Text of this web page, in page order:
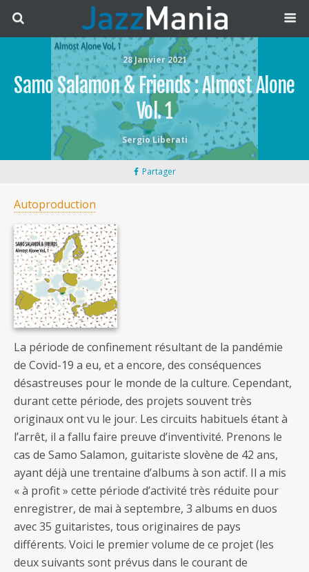
28 Janvier 2021
Samo Salamon & Friends : Almost Alone
Vol. 1
Sergio Liberati
Partager
Autoproduction
La période de confinement résultant de la pandémie
de Covid-19 a eu, et a encore, des conséquences
désastreuses pour le monde de la culture. Cependant,
durant cette période, des projets souvent très
originaux ont vu le jour. Les circuits habituels étant à
l’arrêt, il a fallu faire preuve d’inventivité. Prenons le
cas de Samo Salamon, guitariste slovène de 42 ans,
ayant déjà une trentaine d’albums à son actif. Il a mis
« à profit » cette période d’activité très réduite pour
enregistrer, de mai à septembre, 3 albums en duos
avec 35 guitaristes, tous originaires de pays
différents. Voici le premier volume de ce projet (les
deux suivants sont prévus dans le courant de